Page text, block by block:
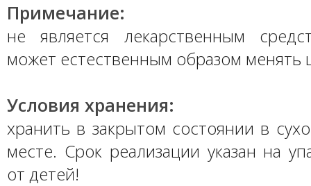
Примечание:
не является лекарственным
может естественным образом менять
Условия хранения:
хранить в закрытом состоянии в
месте. Срок реализации указан на
от детей!